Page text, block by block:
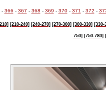
- 366 - 367 - 368 - 369 - 370- 371 - 372 -
[210-240] [240-270] [270-300] [300-330] [330-
750] [750-780]